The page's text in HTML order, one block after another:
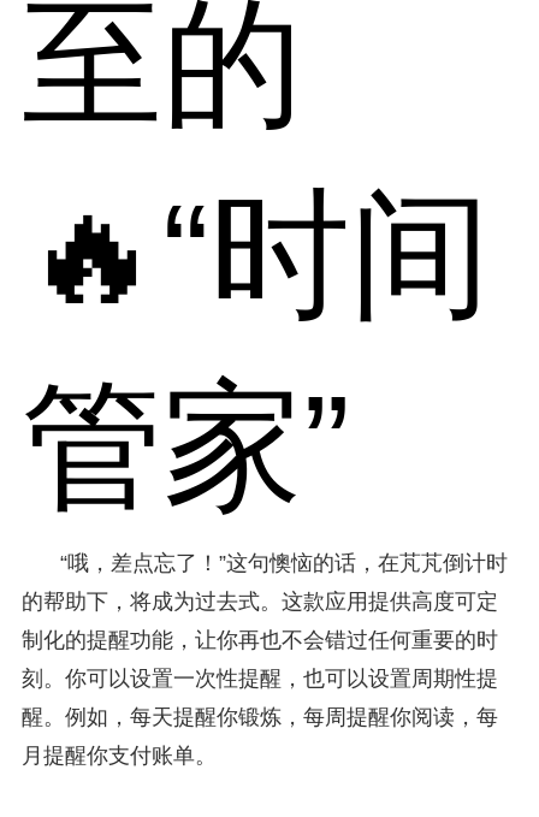
至的
🔥“时间
管家”
“哦，差点忘了！”这句懊恼的话，在芃芃倒计时
的帮助下，将成为过去式。这款应用提供高度可定
制化的提醒功能，让你再也不会错过任何重要的时
刻。你可以设置一次性提醒，也可以设置周期性提
醒。例如，每天提醒你锻炼，每周提醒你阅读，每
月提醒你支付账单。